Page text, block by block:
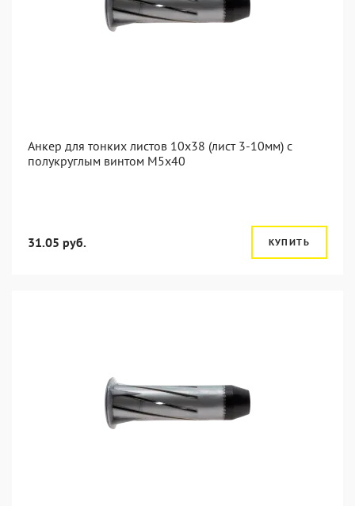
Анкер для тонких листов 10x38 (лист 3-10мм) с
полукруглым винтом M5x40
31.05 руб. КУПИТЬ